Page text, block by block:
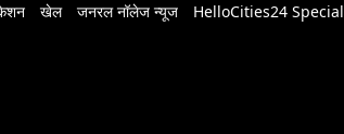
खेल जनरल नॉलेज न्यूज HelloCities24 Special